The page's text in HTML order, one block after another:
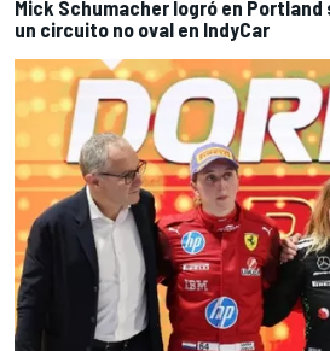
Mick Schumacher logró en
un circuito no oval en IndyCar